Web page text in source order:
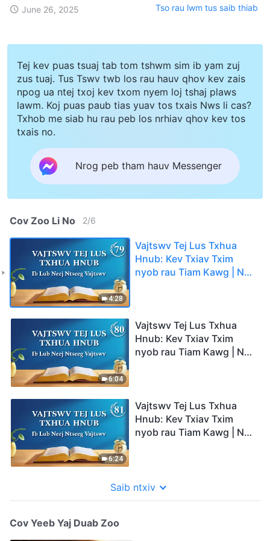
June 26, 2025 Tso rau lwm tus saib thiab
Tej kev puas tsuaj tab tom tshwm sim ib yam zuj
zus tuaj. Tus Tswv twb los rau hauv qhov kev zais
npog ua ntej txoj kev txom nyem loj tshaj plaws
lawm. Koj puas paub tias yuav tos txais Nws li cas?
Txhob me siab hu rau peb los nrhiav qhov kev tos
txais no.
Nrog peb tham hauv Messenger
Cov Zoo Li No 2/6
4:28
Vajtswv Tej Lus Txhua
Hnub: Kev Txiav Txim
nyob rau Tiam Kawg | Nqe
6:04
Vajtswv Tej Lus Txhua
Hnub: Kev Txiav Txim
nyob rau Tiam Kawg | Nqe
6:24
Vajtswv Tej Lus Txhua
Hnub: Kev Txiav Txim
nyob rau Tiam Kawg | Nqe
Saib ntxiv
Cov Yeeb Yaj Duab Zoo